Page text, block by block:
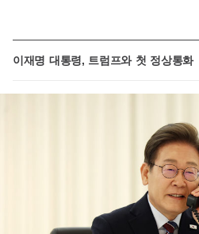
이재명 대통령, 트럼프와 첫 정상통화